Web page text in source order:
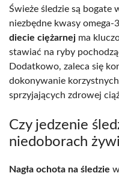
Świeże śledzie są bogate
niezbędne kwasy omega-
diecie ciężarnej ma
stawiać na ryby
Dodatkowo, zaleca się
dokonywanie
sprzyjających zdrowej
Czy jedzenie
niedoborach
Nagła ochota na śledzie